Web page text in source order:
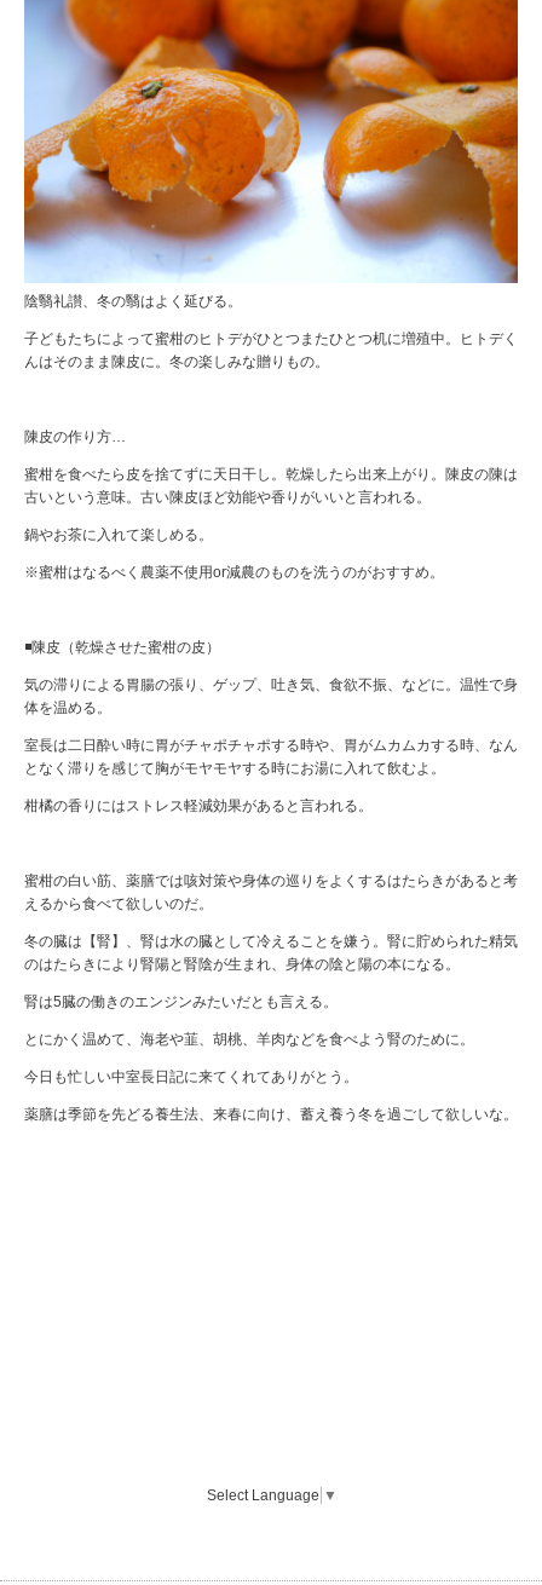
陰翳礼讃、冬の翳はよく延びる。
子どもたちによって蜜柑のヒトデがひとつまたひとつ机に増殖中。ヒトデく
んはそのまま陳皮に。冬の楽しみな贈りもの。
陳皮の作り方…
蜜柑を食べたら皮を捨てずに天日干し。乾燥したら出来上がり。陳皮の陳は
古いという意味。古い陳皮ほど効能や香りがいいと言われる。
鍋やお茶に入れて楽しめる。
※蜜柑はなるべく農薬不使用or減農のものを洗うのがおすすめ。
◾️陳皮（乾燥させた蜜柑の皮）
気の滞りによる胃腸の張り、ゲップ、吐き気、食欲不振、などに。温性で身
体を温める。
室長は二日酔い時に胃がチャポチャポする時や、胃がムカムカする時、なん
となく滞りを感じて胸がモヤモヤする時にお湯に入れて飲むよ。
柑橘の香りにはストレス軽減効果があると言われる。
蜜柑の白い筋、薬膳では咳対策や身体の巡りをよくするはたらきがあると考
えるから食べて欲しいのだ。
冬の臓は【腎】、腎は水の臓として冷えることを嫌う。腎に貯められた精気
のはたらきにより腎陽と腎陰が生まれ、身体の陰と陽の本になる。
腎は5臓の働きのエンジンみたいだとも言える。
とにかく温めて、海老や韮、胡桃、羊肉などを食べよう腎のために。
今日も忙しい中室長日記に来てくれてありがとう。
薬膳は季節を先どる養生法、来春に向け、蓄え養う冬を過ごして欲しいな。
Select Language ▼